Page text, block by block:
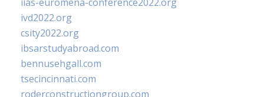
ivd2022.org
csity2022.org
ibsarstudyabroad.com
bennusehgall.com
tsecincinnati.com
roderconstructiongroup.com